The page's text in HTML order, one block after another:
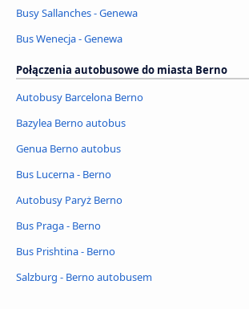
Busy Sallanches - Genewa
Bus Wenecja - Genewa
Połączenia autobusowe do miasta Berno
Autobusy Barcelona Berno
Bazylea Berno autobus
Genua Berno autobus
Bus Lucerna - Berno
Autobusy Paryż Berno
Bus Praga - Berno
Bus Prishtina - Berno
Salzburg - Berno autobusem